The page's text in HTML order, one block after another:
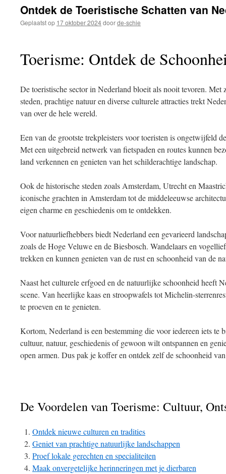
Ontdek de Toeristische Schatten van
Geplaatst op 17 oktober 2024doorde-schie
Toerisme: Ontdek de
De toeristische sector in Nederland bloeit als nooit tevoren.
steden, prachtige natuur en diverse culturele attracties trekt
van over de hele wereld.
Een van de grootste trekpleisters voor toeristen is ongetwijfeld
Met een uitgebreid netwerk van fietspaden en routes kunnen
land verkennen en genieten van het schilderachtige landschap.
Ook de historische steden zoals Amsterdam, Utrecht en
iconische grachten in Amsterdam tot de middeleeuwse
eigen charme en geschiedenis om te ontdekken.
Voor natuurliefhebbers biedt Nederland een gevarieerd
zoals de Hoge Veluwe en de Biesbosch. Wandelaars en
trekken en kunnen genieten van de rust en schoonheid van de
Naast het culturele erfgoed en de natuurlijke schoonheid heeft
scene. Van heerlijke kaas en stroopwafels tot Michelin-
te proeven en te genieten.
Kortom, Nederland is een bestemming die voor iedereen iets te
cultuur, natuur, geschiedenis of gewoon wilt ontspannen en
open armen. Dus pak je koffer en ontdek zelf de schoonheid
De Voordelen van Toerisme: Cultuur,
Ontdek nieuwe culturen en tradities
Geniet van prachtige natuurlijke landschappen
Proef lokale gerechten en specialiteiten
Maak onvergetelijke herinneringen met je dierbaren